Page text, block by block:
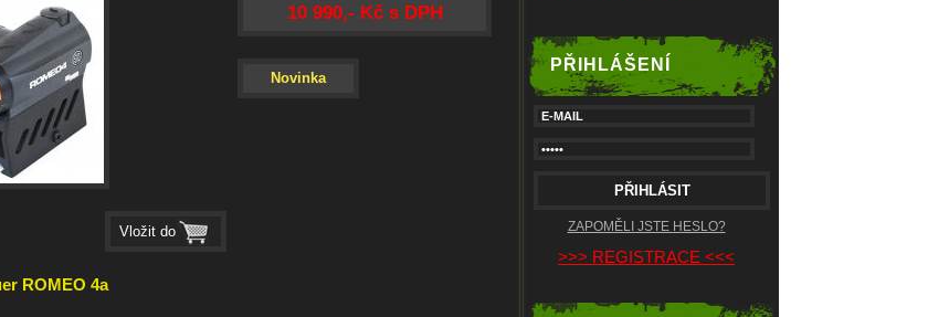
10 990,- Kč s DPH
Novinka
ROMEO 4a
PŘIHLÁŠENÍ
ZAPOMĚLI JSTE HESLO?
>>> REGISTRACE <<<